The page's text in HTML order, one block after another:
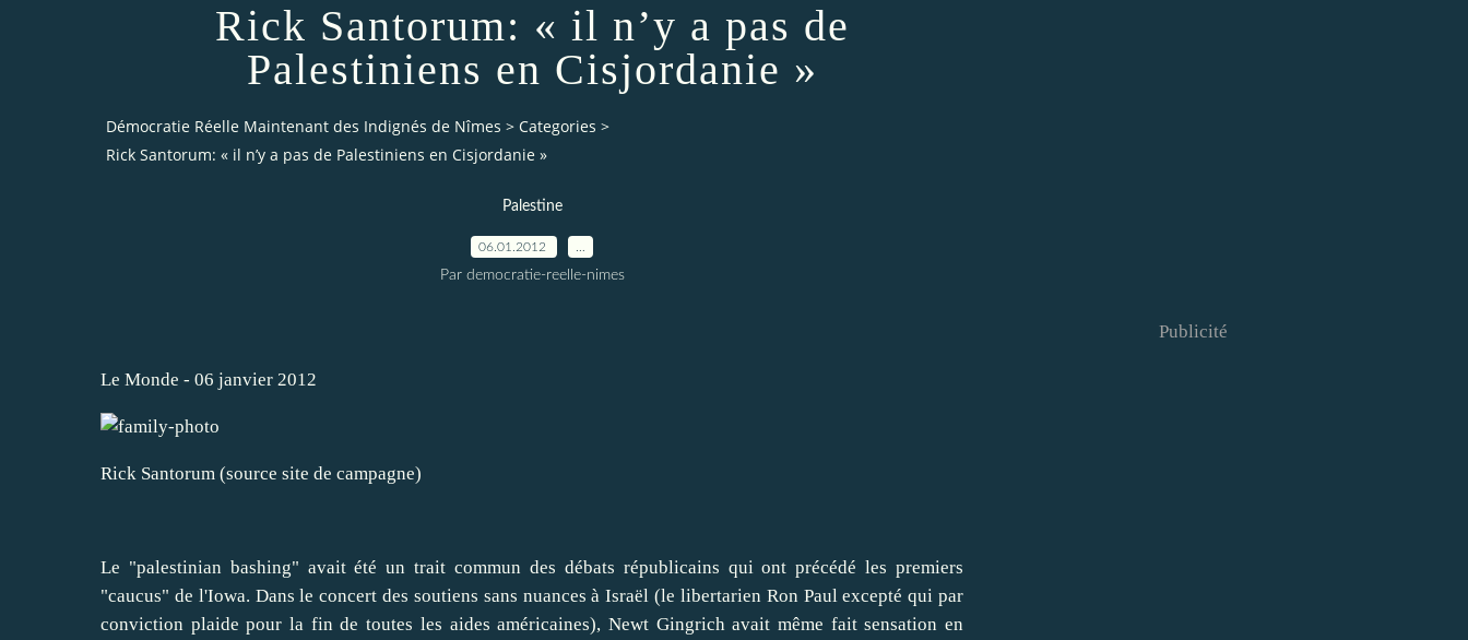
Rick Santorum: « il n’y a pas de
Palestiniens en Cisjordanie »
Démocratie Réelle Maintenant des Indignés de Nîmes > Categories >
Rick Santorum: « il n’y a pas de Palestiniens en Cisjordanie »
Palestine
06.01.2012
Par democratie-reelle-nimes
Le Monde - 06 janvier 2012
Rick Santorum (source site de campagne)
Le "palestinian bashing" avait été un trait commun des débats républicains qui ont précédé les premiers
"caucus" de l'Iowa. Dans le concert des soutiens sans nuances à Israël (le libertarien Ron Paul excepté qui par
conviction plaide pour la fin de toutes les aides américaines), Newt Gingrich avait même fait sensation en
Publicité